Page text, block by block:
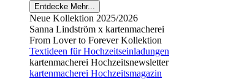
Entdecke Mehr...
Neue Kollektion 2025/2026
Sanna Lindström x kartenmacherei
From Lover to Forever Kollektion
Textideen für Hochzeitseinladungen
kartenmacherei Hochzeitsnewsletter
kartenmacherei Hochzeitsmagazin